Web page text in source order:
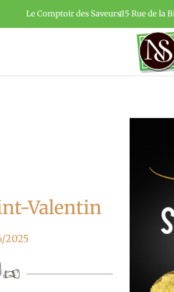
Le Comptoir des Saveurs15 Rue de la
Valentin
2025